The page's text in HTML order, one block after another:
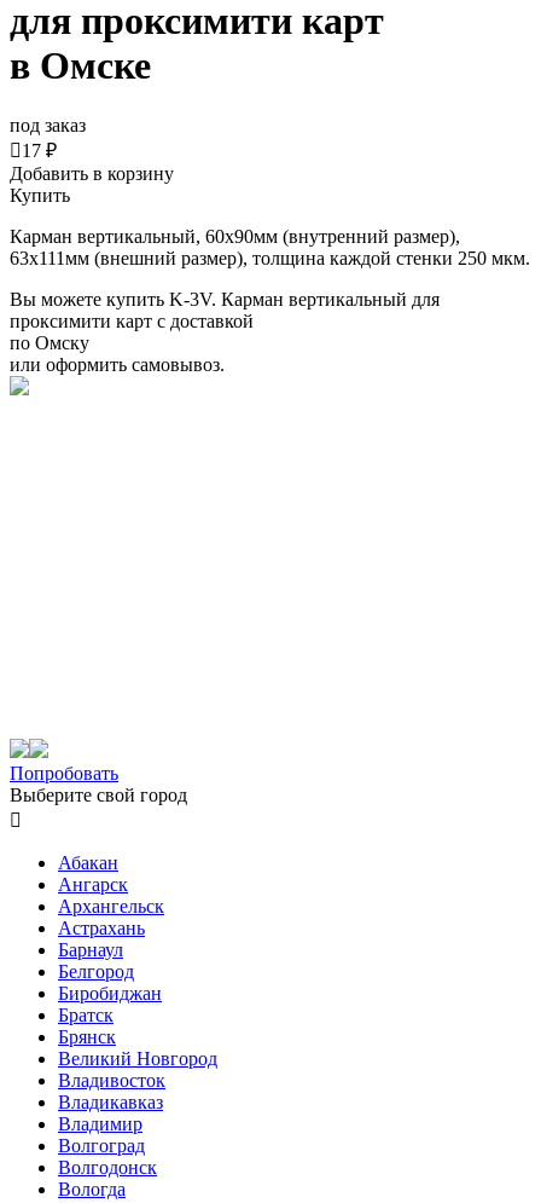
для проксимити карт
в Омске
под заказ
17 ₽
Добавить в корзину
Купить
Карман вертикальный, 60x90мм (внутренний размер),
63х111мм (внешний размер), толщина каждой стенки 250 мкм.
Вы можете купить K-3V. Карман вертикальный для
проксимити карт с доставкой
по Омску
или оформить самовывоз.
Попробовать
Выберите свой город

Абакан
Ангарск
Архангельск
Астрахань
Барнаул
Белгород
Биробиджан
Братск
Брянск
Великий Новгород
Владивосток
Владикавказ
Владимир
Волгоград
Волгодонск
Вологда